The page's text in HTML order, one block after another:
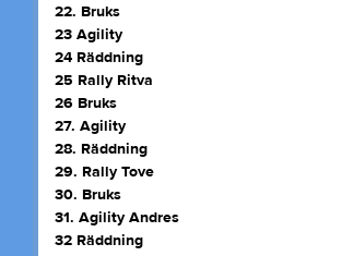
22. Bruks
23 Agility
24 Räddning
25 Rally Ritva
26 Bruks
27. Agility
28. Räddning
29. Rally Tove
30. Bruks
31. Agility Andres
32 Räddning